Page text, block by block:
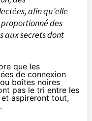
afin qu’elle
des
aux secrets dont
que les
de connexion
boîtes noires
pas le tri entre les
et aspireront tout,